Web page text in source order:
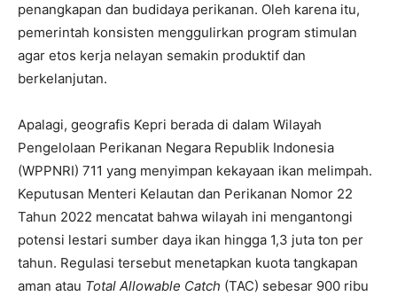
penangkapan dan budidaya perikanan. Oleh karena itu,
pemerintah konsisten menggulirkan program stimulan
agar etos kerja nelayan semakin produktif dan
berkelanjutan.
Apalagi, geografis Kepri berada di dalam Wilayah
Pengelolaan Perikanan Negara Republik Indonesia
(WPPNRI) 711 yang menyimpan kekayaan ikan melimpah.
Keputusan Menteri Kelautan dan Perikanan Nomor 22
Tahun 2022 mencatat bahwa wilayah ini mengantongi
potensi lestari sumber daya ikan hingga 1,3 juta ton per
tahun. Regulasi tersebut menetapkan kuota tangkapan
aman atau Total Allowable Catch (TAC) sebesar 900 ribu